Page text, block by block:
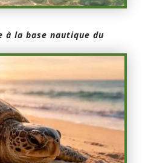
à la base nautique du